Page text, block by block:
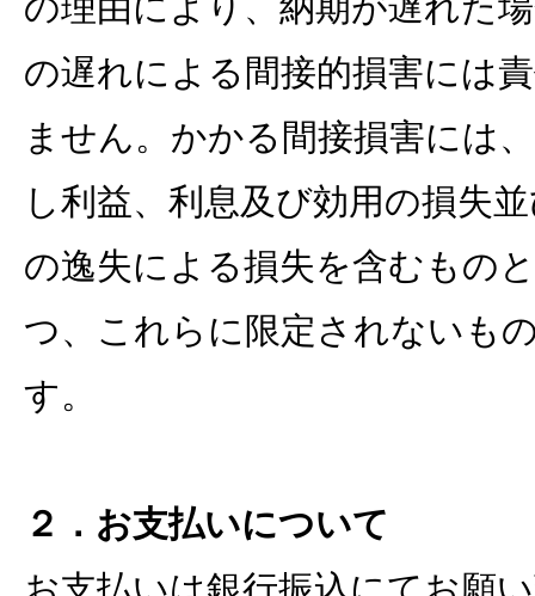
の遅れによる間接的損害には
ません。かかる間接損害には
し利益、利息及び効用の損失
の逸失による損失を含むもの
つ、これらに限定されないも
す。
２．お支払いについて